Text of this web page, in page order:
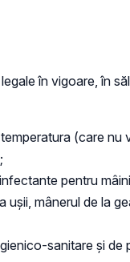
în vigoare, în
(care nu
pentru
mânerul de la
sanitare și de